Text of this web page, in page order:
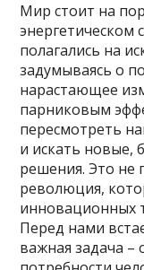
Мир стоит на
энергетическом
полагались на
задумываясь о
нарастающее
парниковым
пересмотреть
и искать новые,
решения. Это не
революция,
инновационных
Перед нами
важная задача –